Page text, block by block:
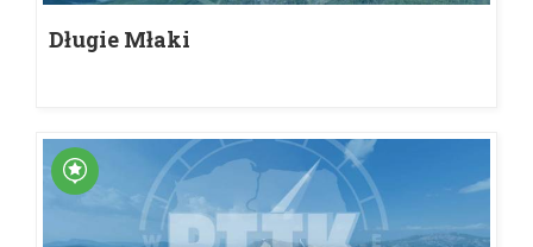
Długie Młaki